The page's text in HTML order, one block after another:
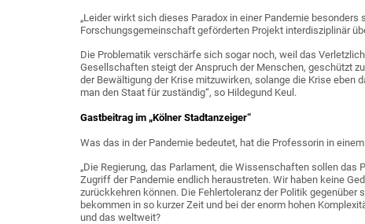
„Leider wirkt sich dieses Paradox in einer Pandemie
Forschungsgemeinschaft geförderten Projekt interdisziplinär
Die Problematik verschärfe sich sogar noch, weil das
Gesellschaften steigt der Anspruch der Menschen, geschützt
der Bewältigung der Krise mitzuwirken, solange die Krise eben
man den Staat für zuständig“, so Hildegund Keul.
Gastbeitrag im „Kölner Stadtanzeiger“
Was das in der Pandemie bedeutet, hat die Professorin in
„Die Regierung, das Parlament, die Wissenschaften sollen
Zugriff der Pandemie endlich heraustreten. Wir haben keine
zurückkehren können. Die Fehlertoleranz der Politik
bekommen in so kurzer Zeit und bei der enorm hohen
und das weltweit?